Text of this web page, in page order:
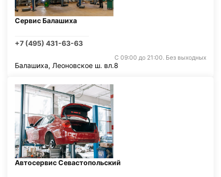
Сервис Балашиха
+7 (495) 431-63-63
С 09:00 до 21:00. Без выходных
Балашиха, Леоновское ш. вл.8
Автосервис Севастопольский